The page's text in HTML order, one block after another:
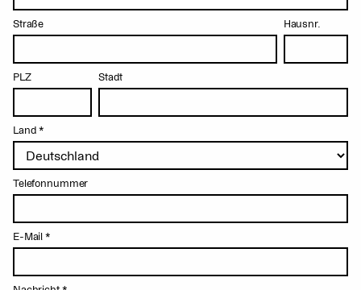
Straße Hausnr.
PLZ Stadt
Land*
Telefonnummer
E-Mail*